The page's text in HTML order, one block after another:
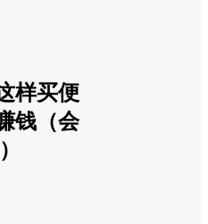
样买便
钱（会